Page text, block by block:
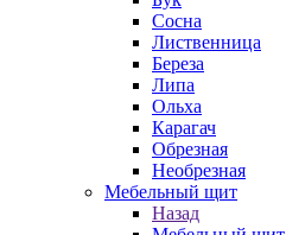
Сосна
Лиственница
Береза
Липа
Ольха
Карагач
Обрезная
Необрезная
Мебельный щит
Назад